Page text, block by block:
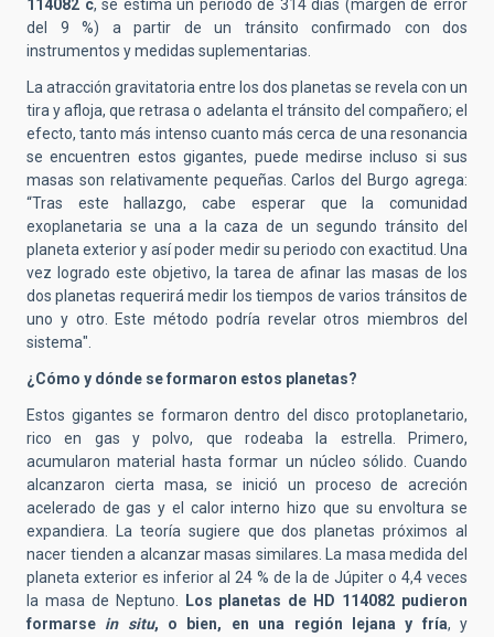
114082 c, se estima un periodo de 314 días (margen de error
del 9 %) a partir de un tránsito confirmado con dos
instrumentos y medidas suplementarias.
La atracción gravitatoria entre los dos planetas se revela con un
tira y afloja, que retrasa o adelanta el tránsito del compañero; el
efecto, tanto más intenso cuanto más cerca de una resonancia
se encuentren estos gigantes, puede medirse incluso si sus
masas son relativamente pequeñas. Carlos del Burgo agrega:
“Tras este hallazgo, cabe esperar que la comunidad
exoplanetaria se una a la caza de un segundo tránsito del
planeta exterior y así poder medir su periodo con exactitud. Una
vez logrado este objetivo, la tarea de afinar las masas de los
dos planetas requerirá medir los tiempos de varios tránsitos de
uno y otro. Este método podría revelar otros miembros del
sistema".
¿Cómo y dónde se formaron estos planetas?
Estos gigantes se formaron dentro del disco protoplanetario,
rico en gas y polvo, que rodeaba la estrella. Primero,
acumularon material hasta formar un núcleo sólido. Cuando
alcanzaron cierta masa, se inició un proceso de acreción
acelerado de gas y el calor interno hizo que su envoltura se
expandiera. La teoría sugiere que dos planetas próximos al
nacer tienden a alcanzar masas similares. La masa medida del
planeta exterior es inferior al 24 % de la de Júpiter o 4,4 veces
la masa de Neptuno.
Los planetas de HD 114082 pudieron
formarse in situ, o bien, en una región lejana y fría, y